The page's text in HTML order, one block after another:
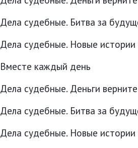
Дела судебные. Битва за
Дела судебные. Новые истории
Вместе каждый день
Дела судебные. Деньги
Дела судебные. Битва за
Дела судебные. Новые истории